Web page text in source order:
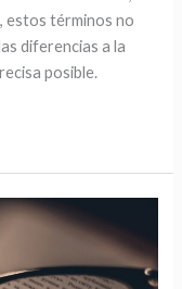
estos términos no
diferencias a la
posible.